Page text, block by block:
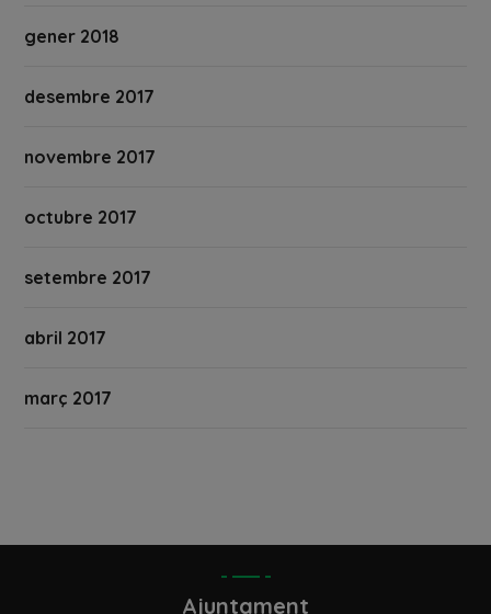
gener 2018
desembre 2017
novembre 2017
octubre 2017
setembre 2017
abril 2017
març 2017
Ajuntament